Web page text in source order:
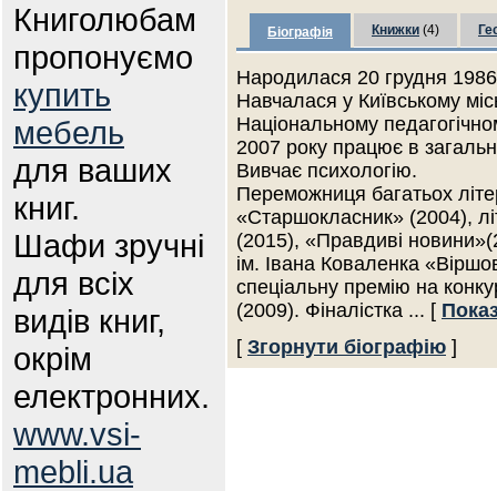
Книголюбам
пропонуємо
купить
мебель
для ваших
книг.
Шафи зручні
для всіх
видів книг,
окрім
електронних.
www.vsi-
mebli.ua
Біографія Книжки (4)
Народилася 20 грудня
Навчалася у Київському
Національному
2007 року працює в
Вивчає психологію.
Переможниця багатьох
«Старшокласник» (2004),
(2015), «Правдиві
ім. Івана Коваленка
спеціальну премію на
(2009). Фіналістка ... [
[ Згорнути біографію ]